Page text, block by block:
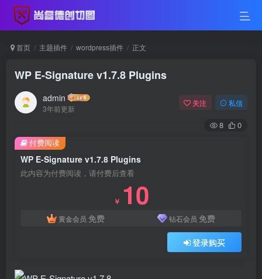
首页 主题插件 wordpress插件 正文
WP E-Signature v1.7.8 Plugins
admin
3年前更新
关注 私信
8 0
WP E-Signature v1.7.8 Plugins
此内容为付费阅读，请付费后查看
￥ 10
黄金会员 免费 钻石会员 免费
登录购买
付费阅读